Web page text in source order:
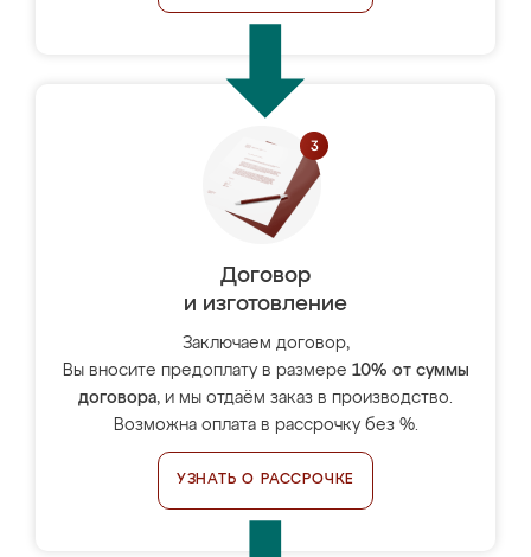
Договор
и изготовление
Заключаем договор,
Вы вносите предоплату в размере 10% от суммы
договора, и мы отдаём заказ в производство.
Возможна оплата в рассрочку без %.
УЗНАТЬ О РАССРОЧКЕ